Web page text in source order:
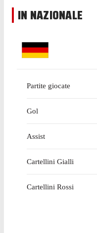
IN NAZIONALE
Partite giocate
Gol
Assist
Cartellini Gialli
Cartellini Rossi